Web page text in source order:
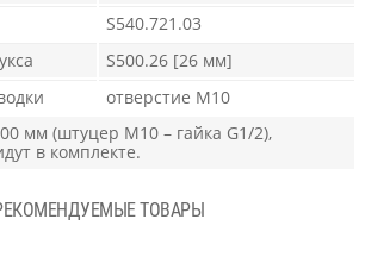
S540.721.03
S500.26 [26 мм]
отверстие М10
мм (штуцер М10 – гайка G1/2),
в комплекте.
ТОВАРЫ